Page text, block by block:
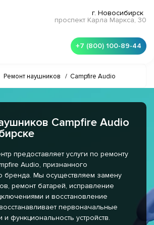
г. Новосибирск
проспект Карла Маркса, 30
+7 (800) 100-89-44
Ремонт наушников / Campfire Audio
Campfire Audio
предоставляет услуги по ремонту
Audio, признанного
бренда. Мы осуществляем замену
ремонт батарей, исправление
и восстановление
первоначальные
и функциональность устройств.